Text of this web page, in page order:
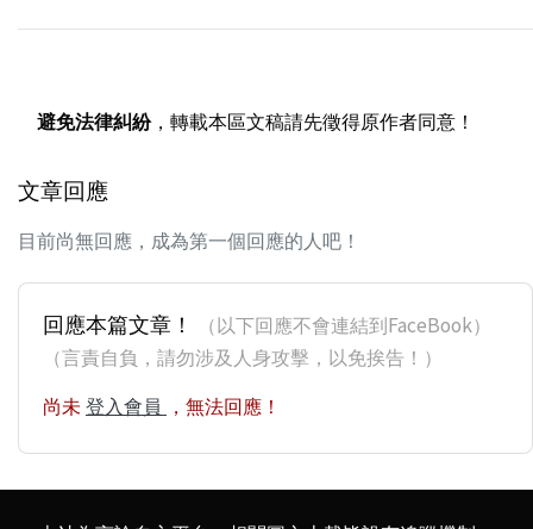
避免法律糾紛，轉載本區文稿請先徵得原作者同意！
文章回應
目前尚無回應，成為第一個回應的人吧！
回應本篇文章！
（以下回應不會連結到FaceBook）
（言責自負，請勿涉及人身攻擊，以免挨告！）
尚未 登入會員 ，無法回應！